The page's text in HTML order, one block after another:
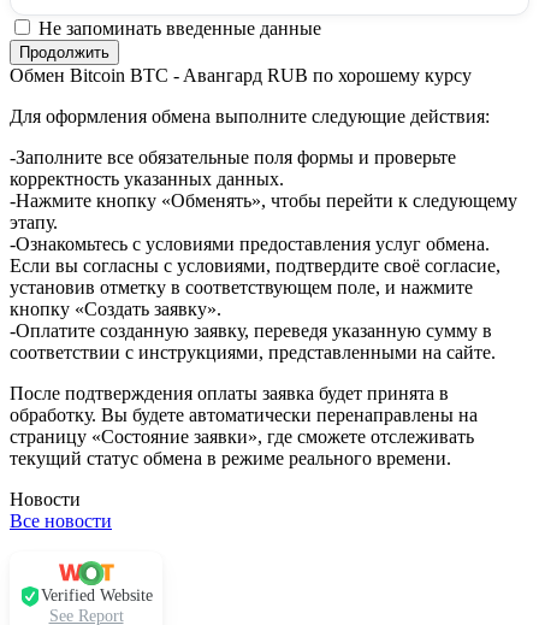
Не запоминать введенные данные
Обмен Bitcoin BTC - Aвангард RUB по хорошему курсу
Для оформления обмена выполните следующие действия:
-Заполните все обязательные поля формы и проверьте
корректность указанных данных.
-Нажмите кнопку «Обменять», чтобы перейти к следующему
этапу.
-Ознакомьтесь с условиями предоставления услуг обмена.
Если вы согласны с условиями, подтвердите своё согласие,
установив отметку в соответствующем поле, и нажмите
кнопку «Создать заявку».
-Оплатите созданную заявку, переведя указанную сумму в
соответствии с инструкциями, представленными на сайте.
После подтверждения оплаты заявка будет принята в
обработку. Вы будете автоматически перенаправлены на
страницу «Состояние заявки», где сможете отслеживать
текущий статус обмена в режиме реального времени.
Новости
Все новости
Verified Website
See Report